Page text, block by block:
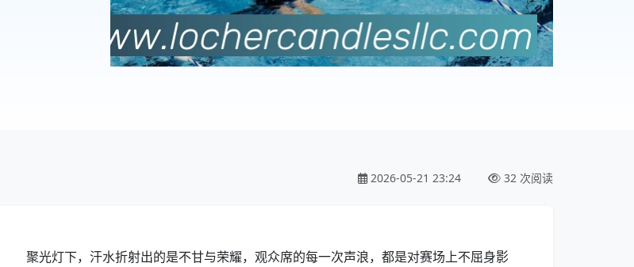
2026-05-21 23:24 32 次阅读
聚光灯下，汗水折射出的是不甘与荣耀，观众席的每一次声浪，都是对赛场上不屈身影